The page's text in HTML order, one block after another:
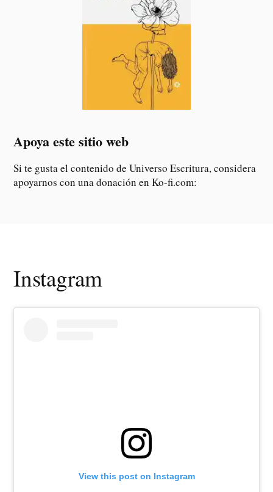
Apoya este sitio web
Si te gusta el contenido de Universo Escritura, considera
apoyarnos con una donación en Ko-fi.com:
Instagram
View this post on Instagram